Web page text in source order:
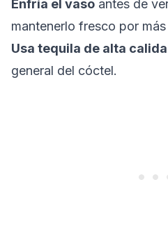
Enfría el vaso antes de
mantenerlo fresco por
Usa tequila de alta
general del cóctel.